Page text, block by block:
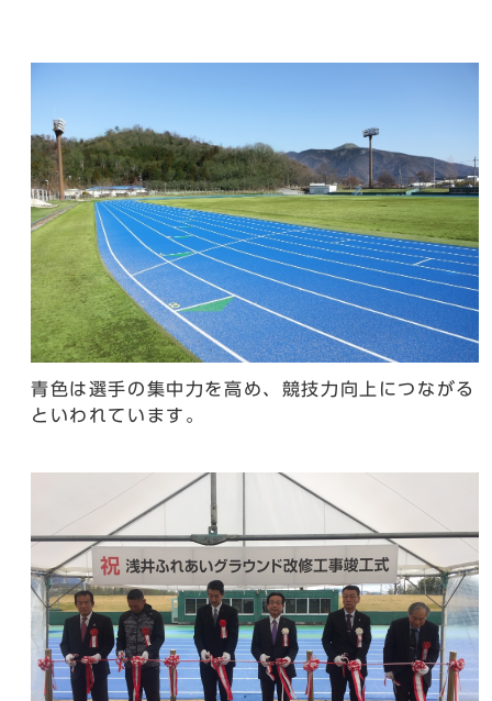
青色は選手の集中力を高め、競技力向上につながる
といわれています。